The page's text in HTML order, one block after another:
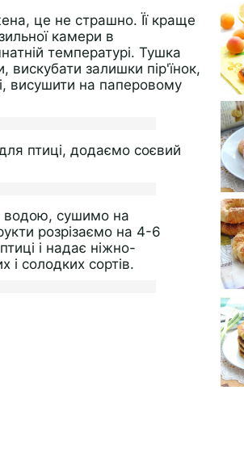
це не страшно. Її краще
камери в
температурі. Тушка
вискубати залишки пір'їнок,
висушити на паперовому
птиці, додаємо соєвий
водою, сушимо на
розрізаємо на 4-6
і надає ніжно-
і солодких сортів.